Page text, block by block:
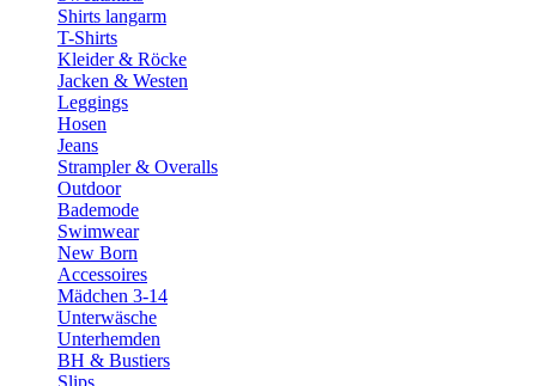
Shirts langarm
T-Shirts
Kleider & Röcke
Jacken & Westen
Leggings
Hosen
Jeans
Strampler & Overalls
Outdoor
Bademode
Swimwear
New Born
Accessoires
Mädchen 3-14
Unterwäsche
Unterhemden
BH & Bustiers
Slips